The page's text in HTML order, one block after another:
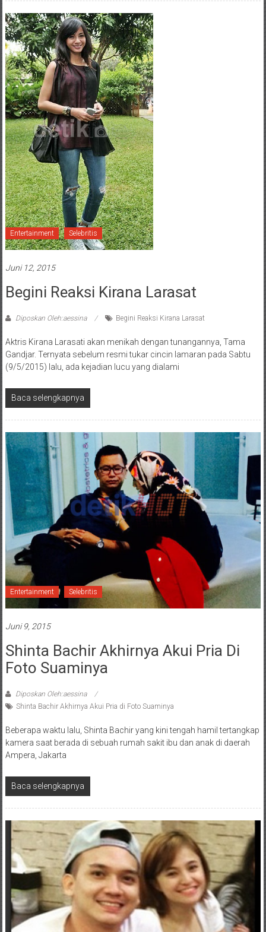
Entertainment Selebritis
Juni 12, 2015
Begini Reaksi Kirana Larasat
Diposkan Oleh:aessina Begini Reaksi Kirana Larasat
Aktris Kirana Larasati akan menikah dengan tunangannya, Tama
Gandjar. Ternyata sebelum resmi tukar cincin lamaran pada Sabtu
(9/5/2015) lalu, ada kejadian lucu yang dialami
Baca selengkapnya
Entertainment Selebritis
Juni 9, 2015
Shinta Bachir Akhirnya Akui Pria Di
Foto Suaminya
Diposkan Oleh:aessina
Shinta Bachir Akhirnya Akui Pria di Foto Suaminya
Beberapa waktu lalu, Shinta Bachir yang kini tengah hamil tertangkap
kamera saat berada di sebuah rumah sakit ibu dan anak di daerah
Ampera, Jakarta
Baca selengkapnya